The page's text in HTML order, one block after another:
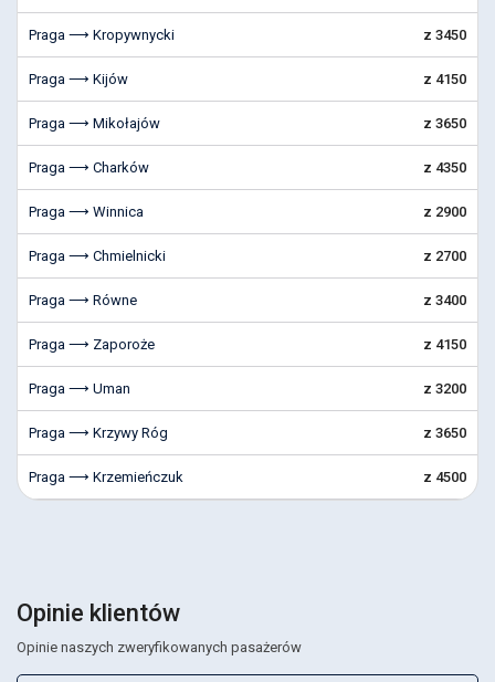
Praga ⟶ Kropywnycki z 3450
Praga ⟶ Kijów z 4150
Praga ⟶ Mikołajów z 3650
Praga ⟶ Charków z 4350
Praga ⟶ Winnica z 2900
Praga ⟶ Chmielnicki z 2700
Praga ⟶ Równe z 3400
Praga ⟶ Zaporoże z 4150
Praga ⟶ Uman z 3200
Praga ⟶ Krzywy Róg z 3650
Praga ⟶ Krzemieńczuk z 4500
Opinie klientów
Opinie naszych zweryfikowanych pasażerów